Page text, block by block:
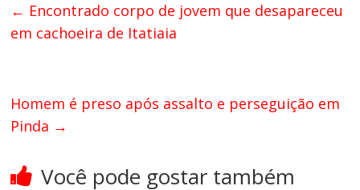
← Encontrado corpo de jovem que desapareceu
em cachoeira de Itatiaia
Homem é preso após assalto e perseguição em
Pinda →
Você pode gostar também